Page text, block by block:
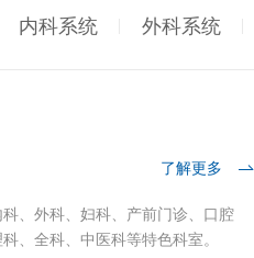
内科系统 外科系统
了解更多
、外科、妇科、产前门诊、口腔
、全科、中医科等特色科室。